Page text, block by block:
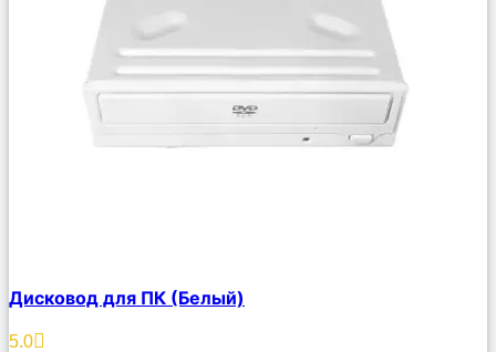
Описание
Избранное
Дисковод для ПК (Белый)
5.0